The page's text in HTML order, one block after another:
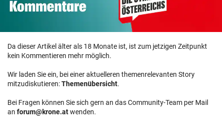
Da dieser Artikel älter als 18 Monate ist, ist zum jetzigen Zeitpunkt
kein Kommentieren mehr möglich.
Wir laden Sie ein, bei einer aktuelleren themenrelevanten Story
mitzudiskutieren:Themenübersicht.
Bei Fragen können Sie sich gern an das Community-Team per Mail
an forum@krone.atwenden.